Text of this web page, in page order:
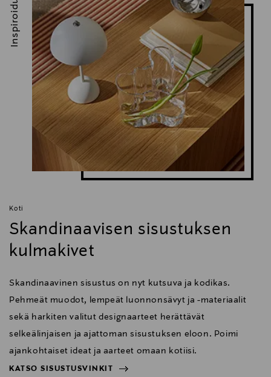
Koti
Skandinaavisen sisustuksen
kulmakivet
Skandinaavinen sisustus on nyt kutsuva ja kodikas.
Pehmeät muodot, lempeät luonnonsävyt ja -materiaalit
sekä harkiten valitut designaarteet herättävät
selkeälinjaisen ja ajattoman sisustuksen eloon. Poimi
ajankohtaiset ideat ja aarteet omaan kotiisi.
KATSO SISUSTUSVINKIT
Inspiroidu